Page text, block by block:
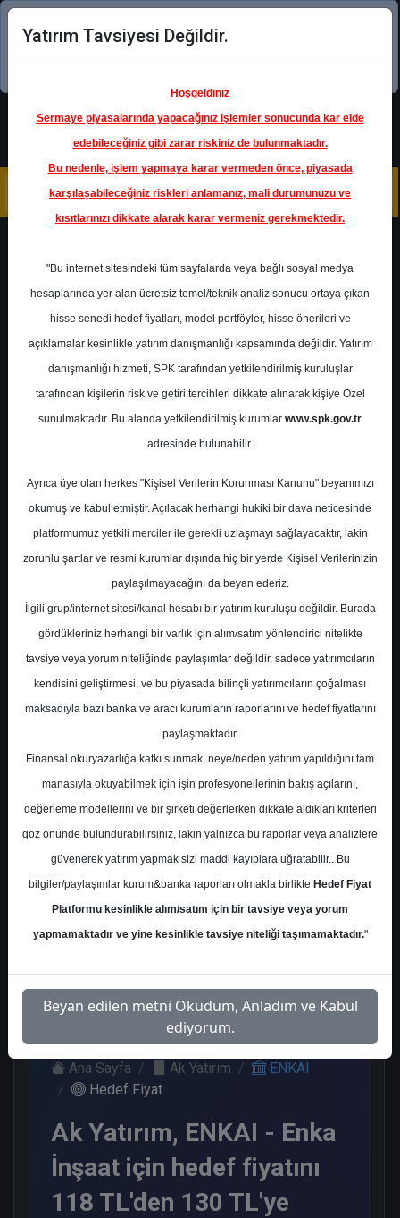
Şimdi uygulamayı indirin!
ENKAI- ENKA İNŞAAT VE SANAYİ
A.Ş.
Hedef Fiyat 130.00 ₺
Getiri
%50.55
0
Get.
0
Pazartesi, 11 Mayıs 2026
En Yüksek Tahmin 143,00 ₺
Ortalama Fiyat Tahmini 121,81 ₺
Ortalama Getiri Potansiyeli %41.06
Kurum Sayısı
10
Al
5
Tut
1
End.
Get.
1
Endeks
Get.
2
Tavsiye
1
Pazartesi, 11 Mayıs 2026
Ana Sayfa Ak Yatırım
ENKAI
Hedef Fiyat
Ak Yatırım, ENKAI - Enka
İnşaat için hedef fiyatını
118 TL'den 130 TL'ye
Yatırım Tavsiyesi Değildir.
Hoşgeldiniz
Sermaye piyasalarında yapacağınız işlemler sonucunda kar elde
edebileceğiniz gibi zarar riskiniz de bulunmaktadır.
Bu nedenle, işlem yapmaya karar vermeden önce, piyasada
karşılaşabileceğiniz riskleri anlamanız, mali durumunuzu ve
kısıtlarınızı dikkate alarak karar vermeniz gerekmektedir.
"Bu internet sitesindeki tüm sayfalarda veya bağlı sosyal medya
hesaplarında yer alan ücretsiz temel/teknik analiz sonucu ortaya çıkan
hisse senedi hedef fiyatları, model portföyler, hisse önerileri ve
açıklamalar kesinlikle yatırım danışmanlığı kapsamında değildir. Yatırım
danışmanlığı hizmeti, SPK tarafından yetkilendirilmiş kuruluşlar
tarafından kişilerin risk ve getiri tercihleri dikkate alınarak kişiye Özel
sunulmaktadır. Bu alanda yetkilendirilmiş kurumlar www.spk.gov.tr
adresinde bulunabilir.
Ayrıca üye olan herkes "Kişisel Verilerin Korunması Kanunu" beyanımızı
okumuş ve kabul etmiştir. Açılacak herhangi hukiki bir dava neticesinde
platformumuz yetkili merciler ile gerekli uzlaşmayı sağlayacaktır, lakin
zorunlu şartlar ve resmi kurumlar dışında hiç bir yerde Kişisel Verilerinizin
paylaşılmayacağını da beyan ederiz.
İlgili grup/internet sitesi/kanal hesabı bir yatırım kuruluşu değildir. Burada
gördükleriniz herhangi bir varlık için alım/satım yönlendirici nitelikte
tavsiye veya yorum niteliğinde paylaşımlar değildir, sadece yatırımcıların
kendisini geliştirmesi, ve bu piyasada bilinçli yatırımcıların çoğalması
maksadıyla bazı banka ve aracı kurumların raporlarını ve hedef fiyatlarını
paylaşmaktadır.
Finansal okuryazarlığa katkı sunmak, neye/neden yatırım yapıldığını tam
manasıyla okuyabilmek için işin profesyonellerinin bakış açılarını,
değerleme modellerini ve bir şirketi değerlerken dikkate aldıkları kriterleri
göz önünde bulundurabilirsiniz, lakin yalnızca bu raporlar veya analizlere
güvenerek yatırım yapmak sizi maddi kayıplara uğratabilir.. Bu
bilgiler/paylaşımlar kurum&banka raporları olmakla birlikte Hedef Fiyat
Platformu kesinlikle alım/satım için bir tavsiye veya yorum
yapmamaktadır ve yine kesinlikle tavsiye niteliği taşımamaktadır."
Beyan edilen metni Okudum, Anladım ve Kabul
ediyorum.